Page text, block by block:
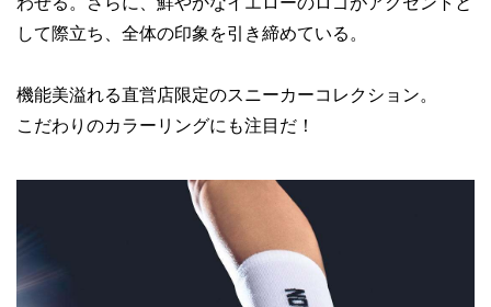
して際立ち、全体の印象を引き締めている。
機能美溢れる直営店限定のスニーカーコレクション。
こだわりのカラーリングにも注目だ！